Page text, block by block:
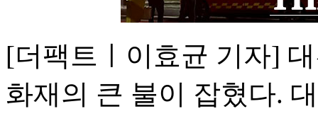
[더팩트ㅣ이효균 기자]
화재의 큰 불이 잡혔다.